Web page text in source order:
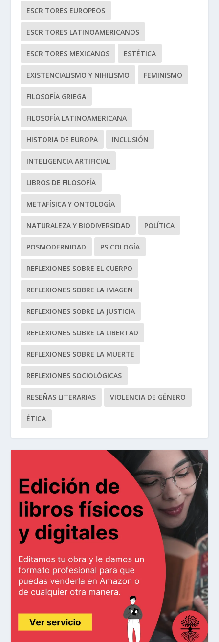
ESCRITORES EUROPEOS
ESCRITORES LATINOAMERICANOS
ESCRITORES MEXICANOS ESTÉTICA
EXISTENCIALISMO Y NIHILISMO FEMINISMO
FILOSOFÍA GRIEGA
FILOSOFÍA LATINOAMERICANA
HISTORIA DE EUROPA INCLUSIÓN
INTELIGENCIA ARTIFICIAL
LIBROS DE FILOSOFÍA
METAFÍSICA Y ONTOLOGÍA
NATURALEZA Y BIODIVERSIDAD POLÍTICA
POSMODERNIDAD PSICOLOGÍA
REFLEXIONES SOBRE EL CUERPO
REFLEXIONES SOBRE LA IMAGEN
REFLEXIONES SOBRE LA JUSTICIA
REFLEXIONES SOBRE LA LIBERTAD
REFLEXIONES SOBRE LA MUERTE
REFLEXIONES SOCIOLÓGICAS
RESEÑAS LITERARIAS VIOLENCIA DE GÉNERO
ÉTICA